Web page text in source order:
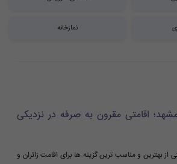
نمازخانه
اقامتی مقرون به صرفه در نزدیکی
بهترین و مناسب ترین گزینه ها برای اقامت زائران و